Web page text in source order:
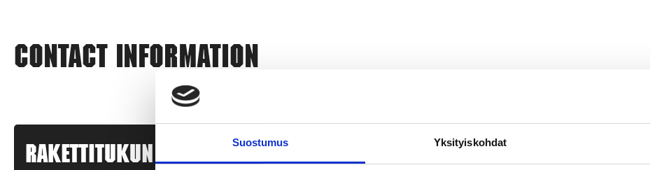
Suostumus Yksityiskohdat
Contact information
Rakettitukun myyntipiste – MATTI